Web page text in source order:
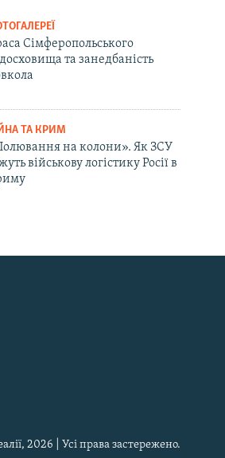
Сімферопольського
та занедбаність
ТА КРИМ
на колони». Як ЗСУ
військову логістику Росії в
2026 | Усі права застережено.